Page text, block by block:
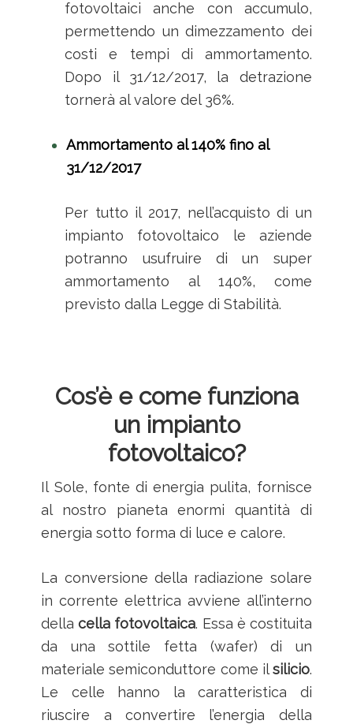
fotovoltaici anche con accumulo,
permettendo un dimezzamento dei
costi e tempi di ammortamento.
Dopo il 31/12/2017, la detrazione
tornerà al valore del 36%.
Ammortamento al 140% fino al
31/12/2017
Per tutto il 2017, nell’acquisto di un
impianto fotovoltaico le aziende
potranno usufruire di un super
ammortamento al 140%, come
previsto dalla Legge di Stabilità.
Cos’è e come funziona
un impianto
fotovoltaico?
Il Sole, fonte di energia pulita, fornisce
al nostro pianeta enormi quantità di
energia sotto forma di luce e calore.
La conversione della radiazione solare
in corrente elettrica avviene all’interno
dellacella fotovoltaica. Essa è costituita
da una sottile fetta (wafer) di un
materiale semiconduttore come ilsilicio.
Le celle hanno la caratteristica di
riuscire a convertire l’energia della